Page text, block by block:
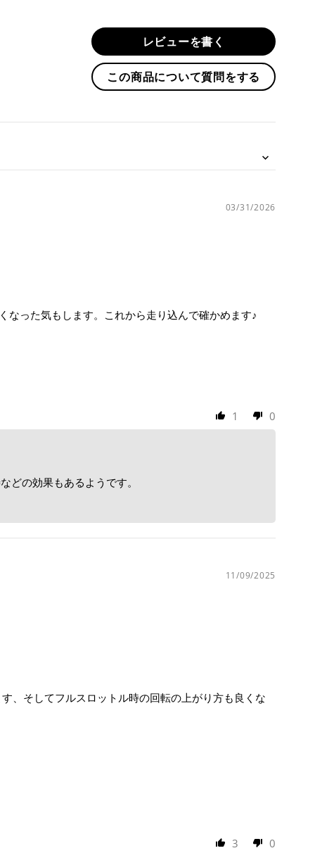
レビューを書く
この商品について質問をする
03/31/2026
なった気もします。これから走り込んで確かめます♪
1 0
どの効果もあるようです。
11/09/2025
、そしてフルスロットル時の回転の上がり方も良くな
3 0